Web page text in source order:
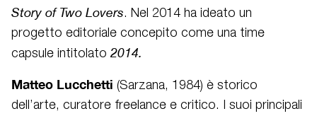
Story of Two Lovers. Nel 2014 ha ideato un
progetto editoriale concepito come una time
capsule intitolato 2014.
Matteo Lucchetti (Sarzana, 1984) è storico
dell’arte, curatore freelance e critico. I suoi principali